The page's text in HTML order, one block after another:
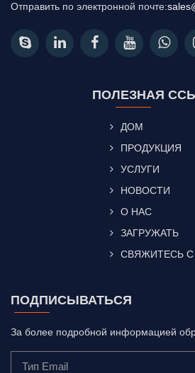
Отправить по электронной почте:
ПОЛЕЗНАЯ
ДОМ
ПРОДУКЦИЯ
УСЛУГИ
НОВОСТИ
О НАС
ЗАГРУЖАТЬ
СВЯЖИТЕСЬ
ПОДПИСЫВАТЬСЯ
За более подробной информацией